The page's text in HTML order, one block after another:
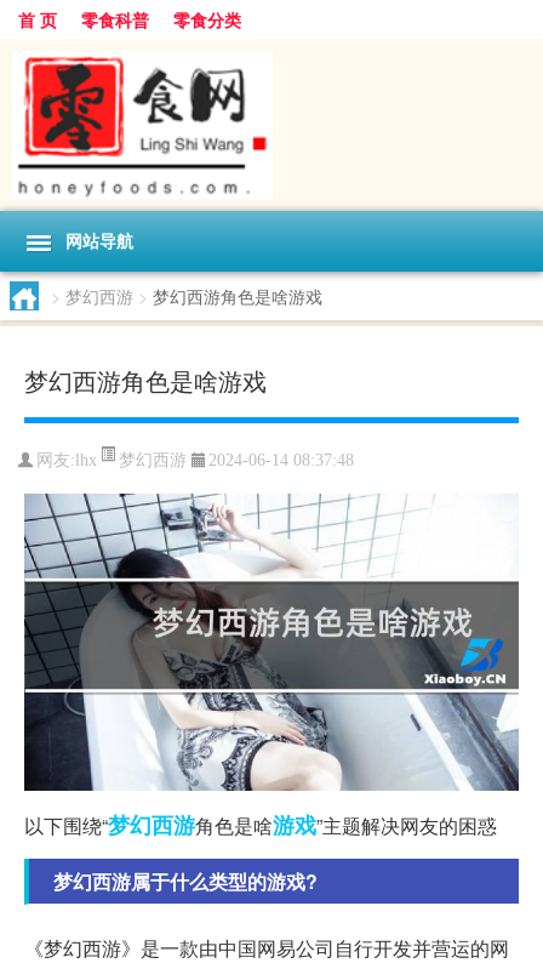
首 页 零食科普 零食分类
网站导航
> 梦幻西游 > 梦幻西游角色是啥游戏
梦幻西游角色是啥游戏
网友:lhx 梦幻西游 2024-06-14 08:37:48
以下围绕“梦幻西游角色是啥游戏”主题解决网友的困惑
梦幻西游属于什么类型的游戏?
《梦幻西游》是一款由中国网易公司自行开发并营运的网